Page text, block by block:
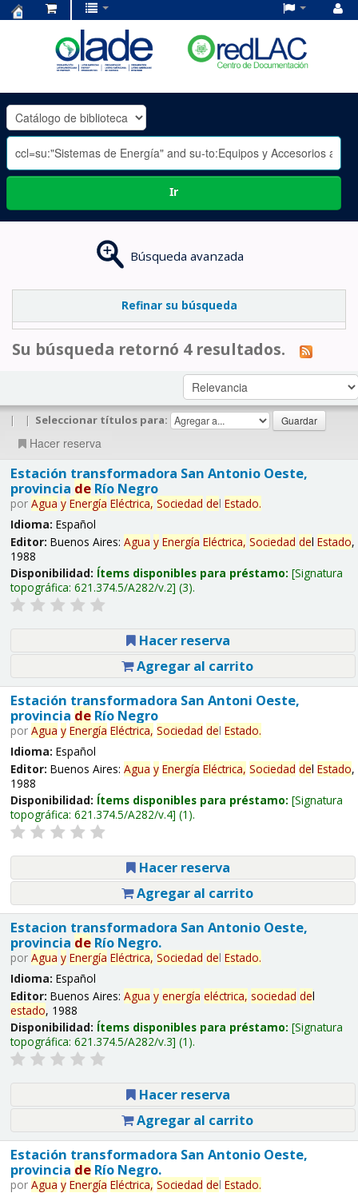
OLADE
-
Ir
Búsqueda avanzada
Refinar su búsqueda
Su búsqueda retornó 4 resultados.
| | Seleccionar títulos para:
Hacer reserva
Estación transformadora San Antonio Oeste,
provincia deRío Negro
por Agua y Energía Eléctrica, Sociedad del Estado.
Idioma: Español
Editor: Buenos Aires: Agua y Energía Eléctrica, Sociedad del Estado,
1988
Disponibilidad: Ítems disponibles para préstamo: Signatura
topográfica: 621.374.5/A282/v.2 (3).
Hacer reserva
Agregar al carrito
Estación transformadora San Antoni Oeste,
provincia deRío Negro
por Agua y Energía Eléctrica, Sociedad del Estado.
Idioma: Español
Editor: Buenos Aires: Agua y Energía Eléctrica, Sociedad del Estado,
1988
Disponibilidad: Ítems disponibles para préstamo: Signatura
topográfica: 621.374.5/A282/v.4 (1).
Hacer reserva
Agregar al carrito
Estacion transformadora San Antonio Oeste,
provincia deRío Negro.
por Agua y Energía Eléctrica, Sociedad del Estado.
Idioma: Español
Editor: Buenos Aires: Agua y energía eléctrica, sociedad del
estado, 1988
Disponibilidad: Ítems disponibles para préstamo: Signatura
topográfica: 621.374.5/A282/v.3 (1).
Hacer reserva
Agregar al carrito
Estación transformadora San Antonio Oeste,
provincia deRío Negro.
por Agua y Energía Eléctrica, Sociedad del Estado.